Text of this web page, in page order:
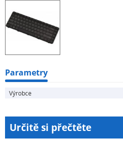
Parametry
Výrobce
Určitě si přečtěte